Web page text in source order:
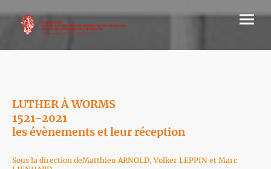
LUTHER À WORMS
1521-2021
les évènements et leur réception
Sous la direction deMatthieu ARNOLD, Volker LEPPIN et Marc